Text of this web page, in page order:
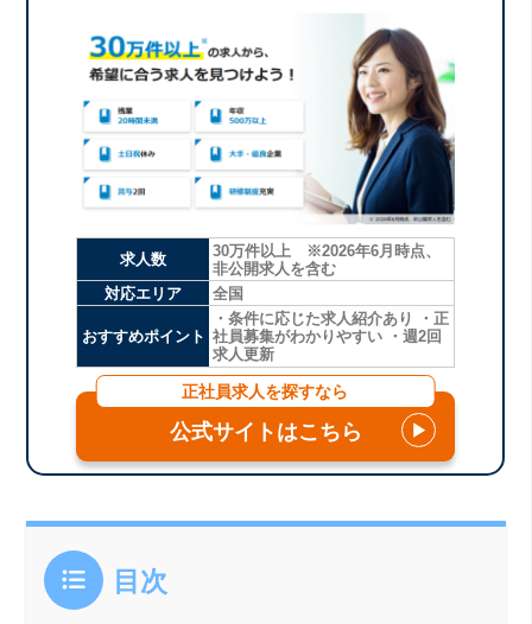
求人数
30万件以上 ※2026年6月時点、
非公開求人を含む
対応エリア
全国
おすすめポイント
・条件に応じた求人紹介あり ・正
社員募集がわかりやすい ・週2回
求人更新
正社員求人を探すなら
公式サイトはこちら ▶
目次